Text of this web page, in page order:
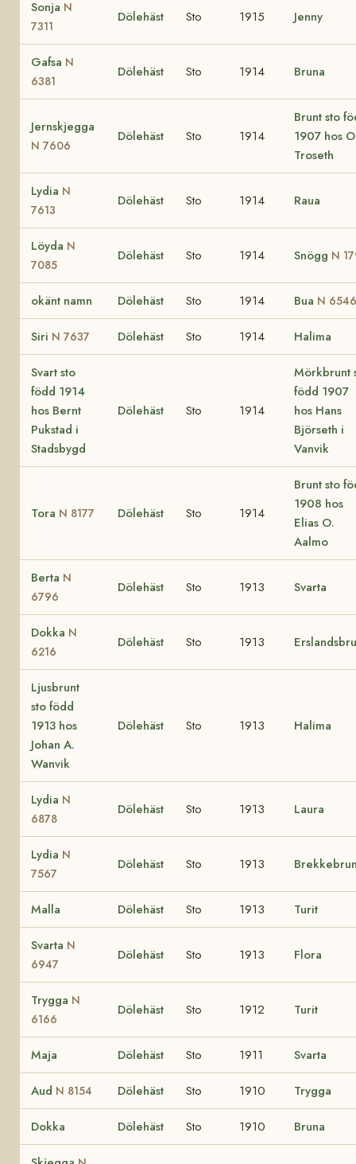
Sonja N
7311
Dölehäst Sto 1915 Jenny
Gafsa N
6381
Dölehäst Sto 1914 Bruna
Jernskjegga
N 7606
Dölehäst Sto 1914
Brunt sto
1907 hos
Troseth
Lydia N
7613
Dölehäst Sto 1914 Raua
Löyda N
7085
Dölehäst Sto 1914 Snögg N
okänt namn Dölehäst Sto 1914 Bua N 6546
Siri N 7637 Dölehäst Sto 1914 Halima
Svart sto
född 1914
hos Bernt
Pukstad i
Stadsbygd
Dölehäst Sto 1914
Mörkbrunt
född 1907
hos Hans
Björseth i
Vanvik
Tora N 8177 Dölehäst Sto 1914
Brunt sto
1908 hos
Elias O.
Aalmo
Berta N
6796
Dölehäst Sto 1913 Svarta
Dokka N
6216
Dölehäst Sto 1913
Ljusbrunt
sto född
1913 hos
Johan A.
Wanvik
Dölehäst Sto 1913 Halima
Lydia N
6878
Dölehäst Sto 1913 Laura
Lydia N
7567
Dölehäst Sto 1913
Malla Dölehäst Sto 1913 Turit
Svarta N
6947
Dölehäst Sto 1913 Flora
Trygga N
6166
Dölehäst Sto 1912 Turit
Maja Dölehäst Sto 1911 Svarta
Aud N 8154 Dölehäst Sto 1910 Trygga
Dokka Dölehäst Sto 1910 Bruna